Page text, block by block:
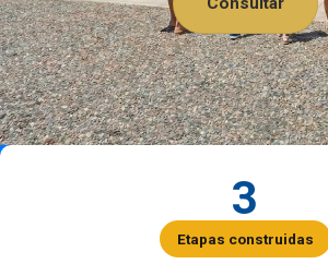
3
Etapas construidas